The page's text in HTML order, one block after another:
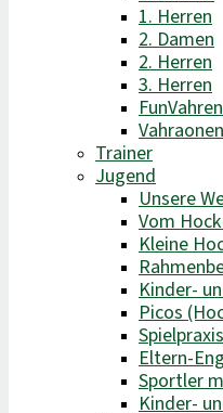
1. Herren
2. Damen
2. Herren
3. Herren
FunVahren​
Vahraonen
Trainer
Jugend
Unsere
Vom
Kleine
Kinder-
Picos
Spielpraxis
Eltern-
Sportler
Kinder-